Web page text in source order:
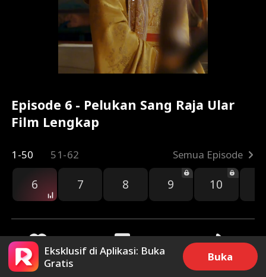
Episode 6 - Pelukan Sang Raja Ular
Film Lengkap
1-50 51-62 Semua Episode
6 7 8 9 10
93 Bagikan
Eksklusif di Aplikasi: Buka
Gratis
Buka